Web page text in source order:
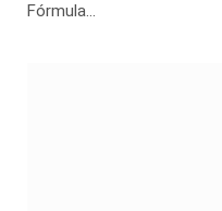
Fórmula…